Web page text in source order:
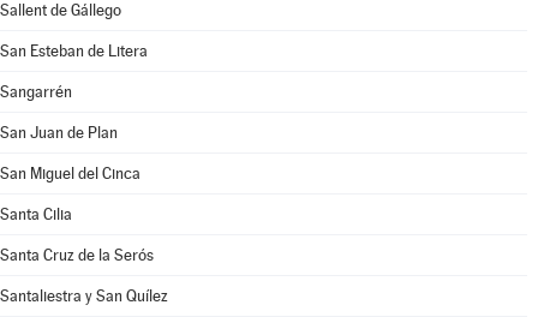
Sallent de Gállego
San Esteban de Litera
Sangarrén
San Juan de Plan
San Miguel del Cinca
Santa Cilia
Santa Cruz de la Serós
Santaliestra y San Quílez